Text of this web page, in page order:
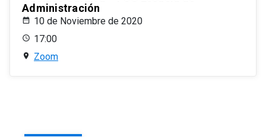
Administración
10 de Noviembre de 2020
17:00
Zoom